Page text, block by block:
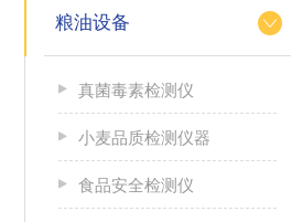
粮油设备
真菌毒素检测仪
小麦品质检测仪器
食品安全检测仪